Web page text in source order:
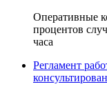
Оперативные
процентов
часа
Регламент